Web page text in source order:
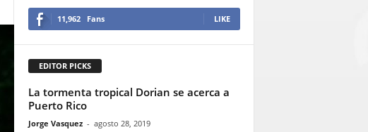
11,962 Fans LIKE
EDITOR PICKS
La tormenta tropical Dorian se acerca a
Puerto Rico
Jorge Vasquez - agosto 28, 2019